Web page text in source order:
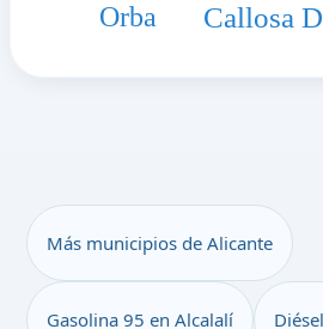
Orba Callosa
Más municipios de Alicante
Gasolina 95 en Alcalalí